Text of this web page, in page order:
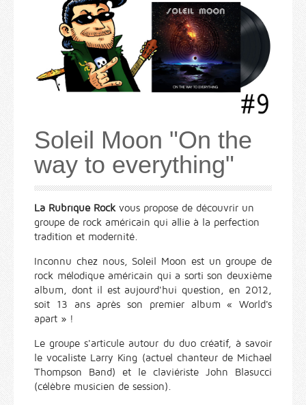
Soleil Moon "On the
way to everything"
La Rubrique Rockvous propose de découvrir un
groupe de rock américain qui allie à la perfection
tradition et modernité.
Inconnu chez nous, Soleil Moon est un groupe de
rock mélodique américain qui a sorti son deuxième
album, dont il est aujourd'hui question, en 2012,
soit 13 ans après son premier album « World's
apart » !
Le groupe s'articule autour du duo créatif, à savoir
le vocaliste Larry King (actuel chanteur de Michael
Thompson Band) et le claviériste John Blasucci
(célèbre musicien de session).